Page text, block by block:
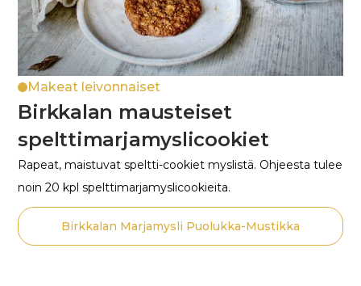
Makeat leivonnaiset
Birkkalan mausteiset
spelttimarjamyslicookiet
Rapeat, maistuvat speltti-cookiet myslistä. Ohjeesta tulee
noin 20 kpl spelttimarjamyslicookieita.
Birkkalan Marjamysli Puolukka-Mustikka